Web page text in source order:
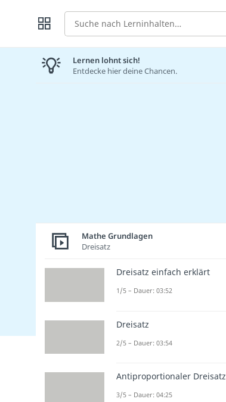
Suche
Lernen lohnt sich!
Entdecke hier deine Chancen.
Mathe Grundlagen
Dreisatz
Dreisatz einfach erklärt
1/5 – Dauer: 03:52
Dreisatz
2/5 – Dauer: 03:54
Antiproportionaler Dreisatz
3/5 – Dauer: 04:25